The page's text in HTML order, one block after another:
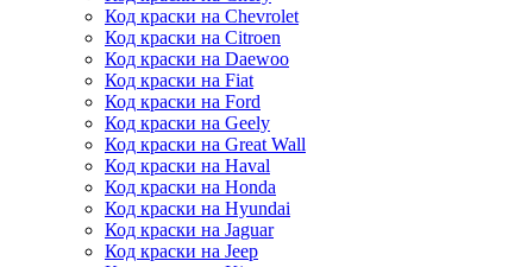
Код краски на Chevrolet
Код краски на Citroen
Код краски на Daewoo
Код краски на Fiat
Код краски на Ford
Код краски на Geely
Код краски на Great Wall
Код краски на Haval
Код краски на Honda
Код краски на Hyundai
Код краски на Jaguar
Код краски на Jeep